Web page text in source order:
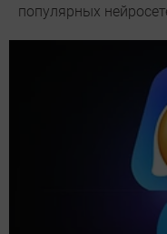
популярных